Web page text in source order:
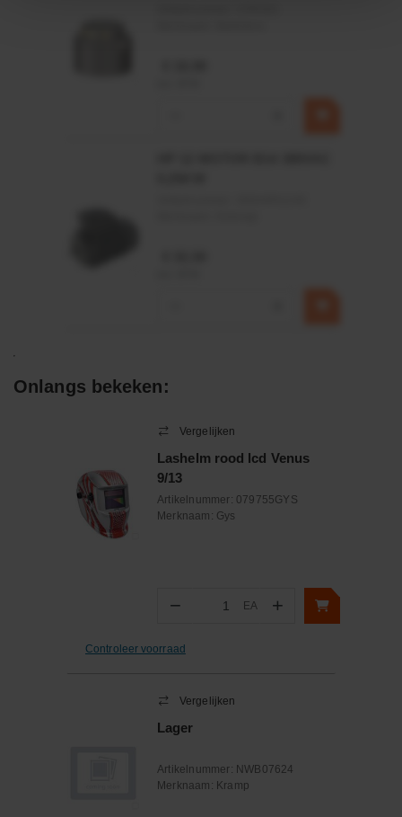
Onlangs bekeken:
Vergelijken
Lashelm rood lcd Venus
9/13
Artikelnummer: 079755GYS
Merknaam: Gys
− Aantal
EA +
Controleer voorraad
Vergelijken
Lager
Artikelnummer: NWB07624
Merknaam: Kramp